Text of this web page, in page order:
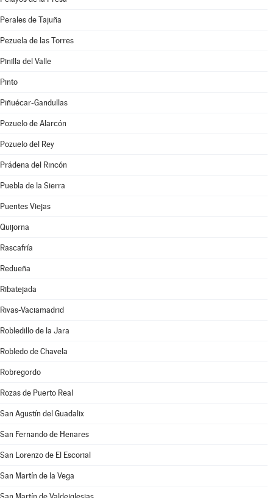
Perales de Tajuña
Pezuela de las Torres
Pinilla del Valle
Pinto
Piñuécar-Gandullas
Pozuelo de Alarcón
Pozuelo del Rey
Prádena del Rincón
Puebla de la Sierra
Puentes Viejas
Quijorna
Rascafría
Redueña
Ribatejada
Rivas-Vaciamadrid
Robledillo de la Jara
Robledo de Chavela
Robregordo
Rozas de Puerto Real
San Agustín del Guadalix
San Fernando de Henares
San Lorenzo de El Escorial
San Martín de la Vega